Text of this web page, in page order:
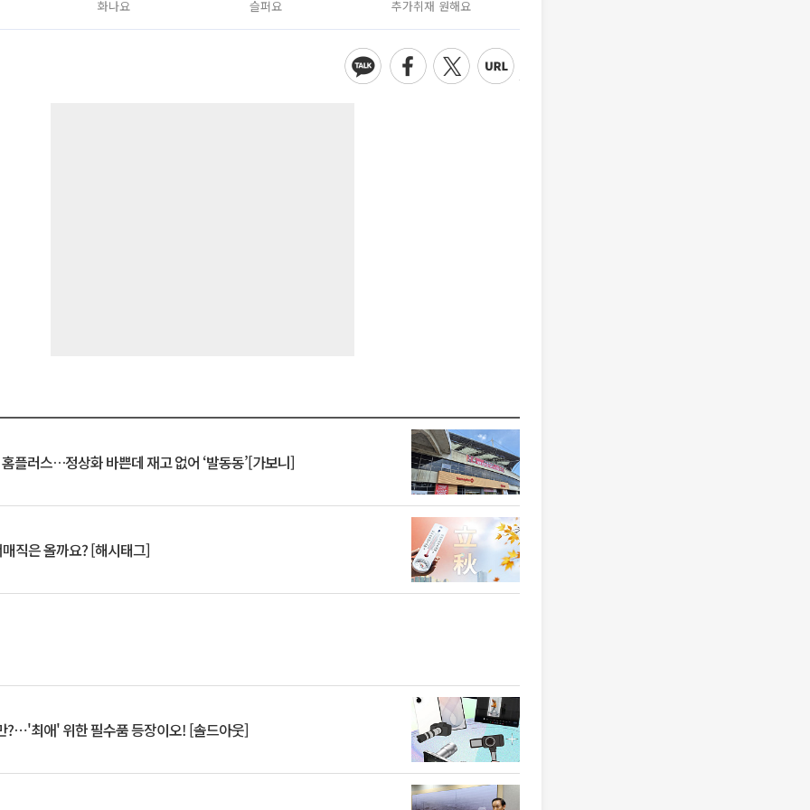
화나요 슬퍼요 추가취재 원해요
플러스…정상화 바쁜데 재고 없어 ‘발동동’[가보니]
직은 올까요? [해시태그]
?⋯'최애' 위한 필수품 등장이오! [솔드아웃]